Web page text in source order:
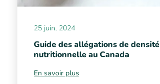
25 juin, 2024
Guide des allégations de densité
nutritionnelle au Canada
En savoir plus